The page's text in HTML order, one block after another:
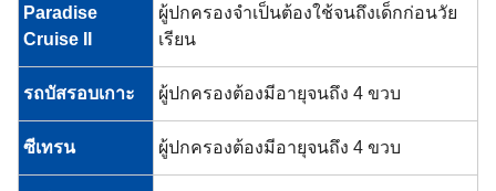
Paradise
Cruise II
ผู้ปกครองจำเป็นต้องใช้จนถึงเด็กก่อนวัย
เรียน
รถบัสรอบเกาะ ผู้ปกครองต้องมีอายุจนถึง 4 ขวบ
ซีเทรน ผู้ปกครองต้องมีอายุจนถึง 4 ขวบ